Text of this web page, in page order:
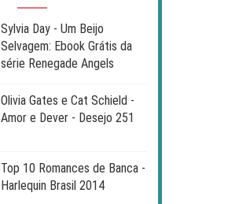
Sylvia Day - Um Beijo
Selvagem: Ebook Grátis da
série Renegade Angels
Olivia Gates e Cat Schield -
Amor e Dever - Desejo 251
Top 10 Romances de Banca -
Harlequin Brasil 2014